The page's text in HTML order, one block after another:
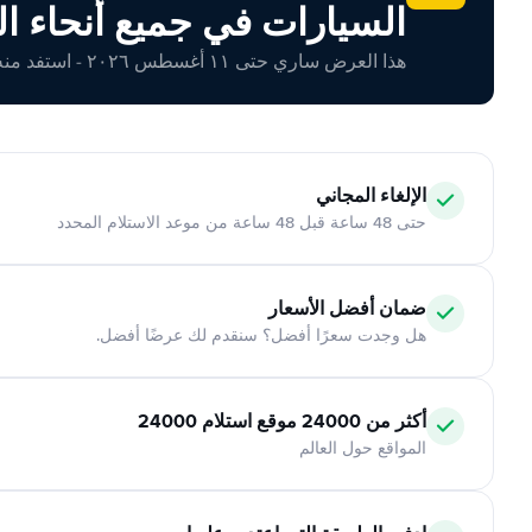
السيارات في جميع أنحاء
هذا العرض ساري حتى ١١ أغسطس ٢٠٢٦ - استفد منه اليوم!
الإلغاء المجاني
حتى 48 ساعة قبل 48 ساعة من موعد الاستلام المحدد
ضمان أفضل الأسعار
هل وجدت سعرًا أفضل؟ سنقدم لك عرضًا أفضل.
أكثر من 24000 موقع استلام 24000
المواقع حول العالم